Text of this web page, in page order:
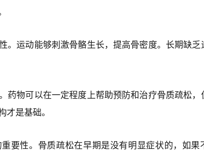
。运动能够刺激骨骼生长，提高骨密度。长期缺乏
药物可以在一定程度上帮助预防和治疗骨质疏松，
才是基础。
要性。骨质疏松在早期是没有明显症状的，如果